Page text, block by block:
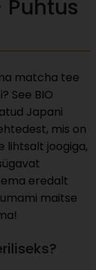
Puhtus
matcha tee
See BIO
Japani
mis on
lihtsalt joogiga,
eredalt
maitse